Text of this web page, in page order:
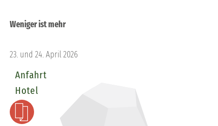
Weniger ist mehr
23. und 24. April 2026
Anfahrt
Hotel